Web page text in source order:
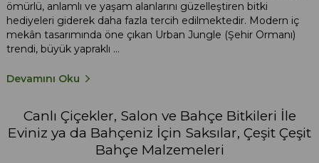
ömürlü, anlamlı ve yaşam alanlarını güzelleştiren bitki
hediyeleri giderek daha fazla tercih edilmektedir. Modern iç
mekân tasarımında öne çıkan Urban Jungle (Şehir Ormanı)
trendi, büyük yapraklı ...
Devamını Oku
Canlı Çiçekler, Salon ve Bahçe Bitkileri İle
Eviniz ya da Bahçeniz İçin Saksılar, Çeşit Çeşit
Bahçe Malzemeleri